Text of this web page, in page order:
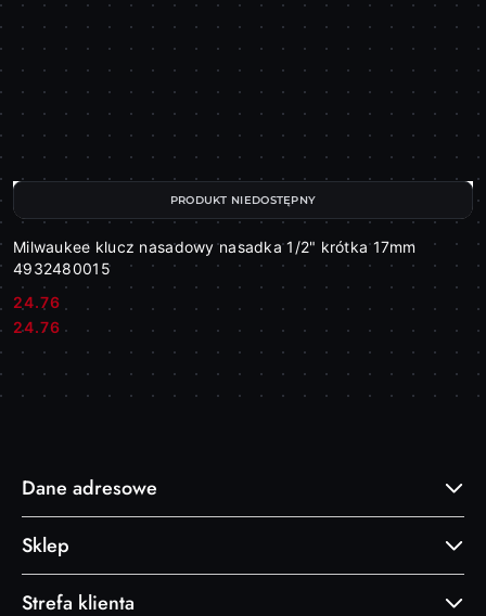
Milwaukee klucz nasadowy nasadka 1/2" krótka 17mm
4932480015
Cena:
24.76
Cena:
24.76
PRODUKT NIEDOSTĘPNY
Dane adresowe
Sklep
Strefa klienta